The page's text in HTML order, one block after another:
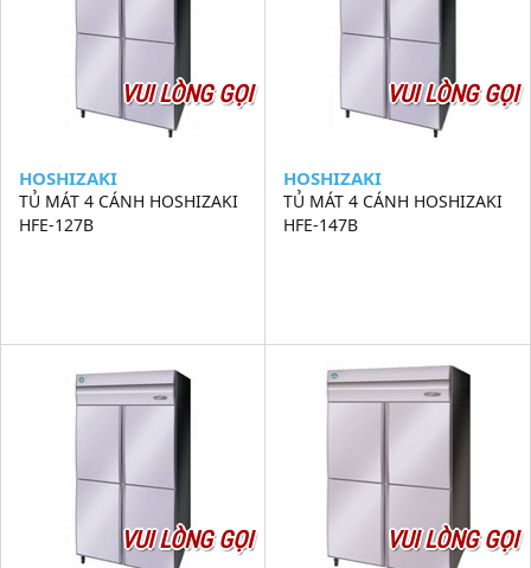
VUI LÒNG GỌI
HOSHIZAKI
TỦ MÁT 4 CÁNH HOSHIZAKI
HFE-127B
VUI LÒNG GỌI
HOSHIZAKI
TỦ MÁT 4 CÁNH HOSHIZAKI
HFE-147B
VUI LÒNG GỌI VUI LÒNG GỌI